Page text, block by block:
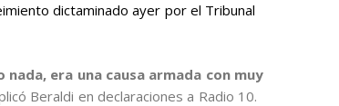
dictaminado ayer por el Tribunal
nada, era una causa armada con muy
Beraldi en declaraciones a Radio 10.